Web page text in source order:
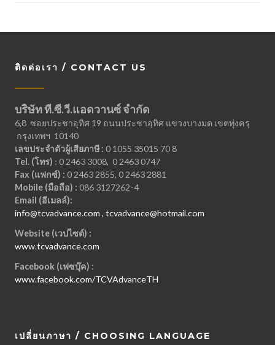
ติดต่อเรา / CONTACT US
บริษัท ที.ซี.วี.แอดวานซ์ จำกัด
6,8 ซอยประชาอุทิศ 19 ถนนประชาอุทิศ แขวงบางมด เขตทุ่งครุ
กรุงเทพฯ 10140
เลขประจำตัวผู้เสียภาษี : 0 1055 35015 70 8
Tel. (โทร) : 0 2463 3008, 0 2463 0747
Fax (แฟกซ์) : 0 2463 2855, 0 2463 2881
Mobile (มือถือ) : 086 3127262-4
Email (อีเมลล์):
info@tcvadvance.com , tcvadvance@hotmail.com
Website (เวปไซต์) :
www.tcvadvance.com
Facebook (เฟซบุ๊ค) :
www.facebook.com/TCVAdvanceTH
เปลี่ยนภาษา / CHOOSING LANGUAGE